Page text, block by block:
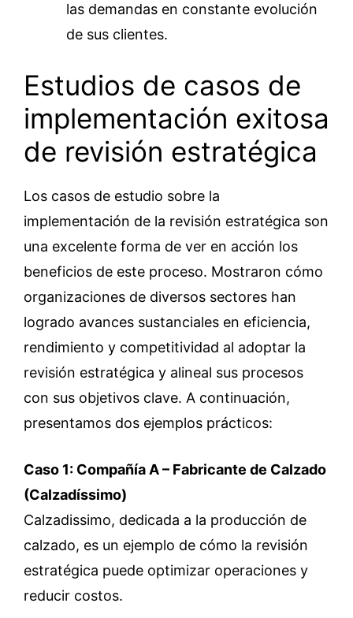
las demandas en constante evolución
de sus clientes.
Estudios de casos de
implementación exitosa
de revisión estratégica
Los casos de estudio sobre la
implementación de la revisión estratégica son
una excelente forma de ver en acción los
beneficios de este proceso. Mostraron cómo
organizaciones de diversos sectores han
logrado avances sustanciales en eficiencia,
rendimiento y competitividad al adoptar la
revisión estratégica y alineal sus procesos
con sus objetivos clave. A continuación,
presentamos dos ejemplos prácticos:
Caso 1: Compañía A – Fabricante de Calzado
(Calzadíssimo)
Calzadissimo, dedicada a la producción de
calzado, es un ejemplo de cómo la revisión
estratégica puede optimizar operaciones y
reducir costos.